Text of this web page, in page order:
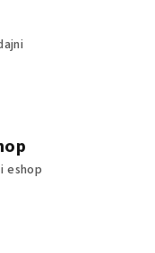
eshop